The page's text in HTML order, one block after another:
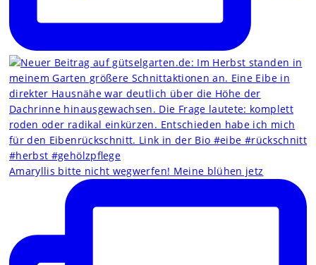
Amaryllis bitte nicht wegwerfen! Meine blühen jetz